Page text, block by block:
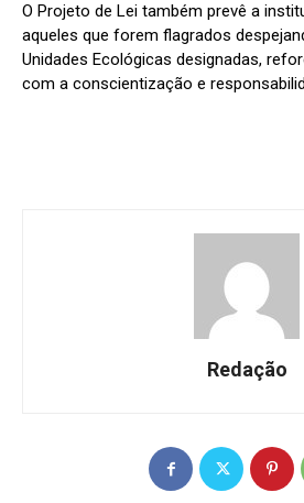
O Projeto de Lei também prevê a
aqueles que forem flagrados
Unidades Ecológicas designadas,
com a conscientização e
Redação